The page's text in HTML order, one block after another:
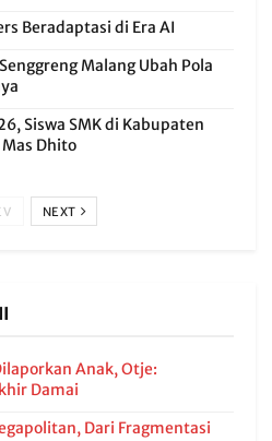
Beradaptasi di Era AI
Malang Ubah Pola
Siswa SMK di Kabupaten
Dhito
NEXT
Anak, Otje:
Damai
Dari Fragmentasi